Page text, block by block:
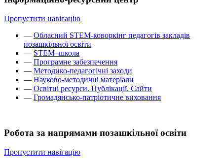
Пропустити навігацію
— Обласний STEM-коворкінг педагогів закладів
позашкільної освіти
— STEM–школа
— Програмне забезпечення
— Методико-педагогічні заходи
— Науково-методичні матеріали
— Освітні ресурси. Публікації. Сайти
— Громадянсько-патріотичне виховання
Робота за напрямами позашкільної освіти
Пропустити навігацію